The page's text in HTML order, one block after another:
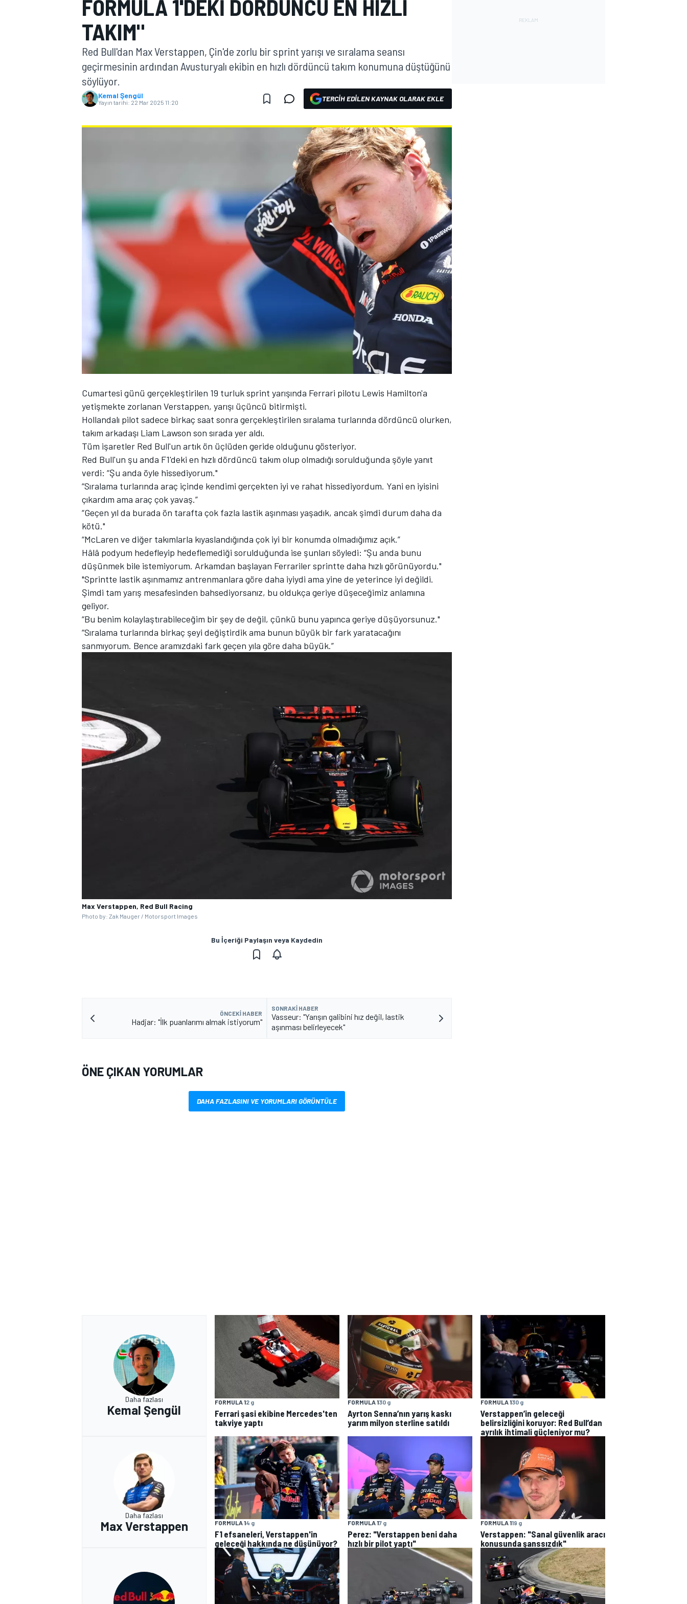
MOTOGP
WRC
TÜRK SPORCULAR
MOTOSİKLET
FORMULA 1'DEKI DÖRDÜNCÜ EN HIZLI
TAKIM"
Red Bull'dan Max Verstappen, Çin'de zorlu bir sprint yarışı ve sıralama seansı
geçirmesinin ardından Avusturyalı ekibin en hızlı dördüncü takım konumuna düştüğünü
söylüyor.
Kemal Şengül
Yayın tarihi: 22 Mar 2025 11:20 TERCIH EDILEN KAYNAK OLARAK EKLE
Cumartesi günü gerçekleştirilen 19 turluk sprint yarışında Ferrari pilotu Lewis Hamilton'a
yetişmekte zorlanan Verstappen, yarışı üçüncü bitirmişti.
Hollandalı pilot sadece birkaç saat sonra gerçekleştirilen sıralama turlarında dördüncü olurken,
takım arkadaşı Liam Lawson son sırada yer aldı.
Tüm işaretler Red Bull'un artık ön üçlüden geride olduğunu gösteriyor.
Red Bull'un şu anda F1'deki en hızlı dördüncü takım olup olmadığı sorulduğunda şöyle yanıt
verdi: “Şu anda öyle hissediyorum."
“Sıralama turlarında araç içinde kendimi gerçekten iyi ve rahat hissediyordum. Yani en iyisini
çıkardım ama araç çok yavaş.”
“Geçen yıl da burada ön tarafta çok fazla lastik aşınması yaşadık, ancak şimdi durum daha da
kötü."
“McLaren ve diğer takımlarla kıyaslandığında çok iyi bir konumda olmadığımız açık.”
Hâlâ podyum hedefleyip hedeflemediği sorulduğunda ise şunları söyledi: “Şu anda bunu
düşünmek bile istemiyorum. Arkamdan başlayan Ferrariler sprintte daha hızlı görünüyordu."
"Sprintte lastik aşınmamız antrenmanlara göre daha iyiydi ama yine de yeterince iyi değildi.
Şimdi tam yarış mesafesinden bahsediyorsanız, bu oldukça geriye düşeceğimiz anlamına
geliyor.
“Bu benim kolaylaştırabileceğim bir şey de değil, çünkü bunu yapınca geriye düşüyorsunuz."
“Sıralama turlarında birkaç şeyi değiştirdik ama bunun büyük bir fark yaratacağını
sanmıyorum. Bence aramızdaki fark geçen yıla göre daha büyük.”
Max Verstappen, Red Bull Racing
Photo by: Zak Mauger / Motorsport Images
Bu İçeriği Paylaşın veya Kaydedin
ÖNCEKI HABER
Hadjar: "İlk puanlarımı almak istiyorum"
SONRAKI HABER
Vasseur: "Yarışın galibini hız değil, lastik
aşınması belirleyecek"
ÖNE ÇIKAN YORUMLAR
DAHA FAZLASINI VE YORUMLARI GÖRÜNTÜLE
Daha fazlası
Kemal Şengül
FORMULA 12 g
Ferrari şasi ekibine Mercedes'ten
takviye yaptı
FORMULA 130 g
Ayrton Senna’nın yarış kaskı
yarım milyon sterline satıldı
FORMULA 130 g
Verstappen’in geleceği
belirsizliğini koruyor: Red Bull’dan
ayrılık ihtimali güçleniyor mu?
Daha fazlası
Max Verstappen FORMULA 14 g
F1 efsaneleri, Verstappen'in
geleceği hakkında ne düşünüyor?
FORMULA 17 g
Perez: "Verstappen beni daha
hızlı bir pilot yaptı"
FORMULA 119 g
Verstappen: "Sanal güvenlik aracı
konusunda şanssızdık"